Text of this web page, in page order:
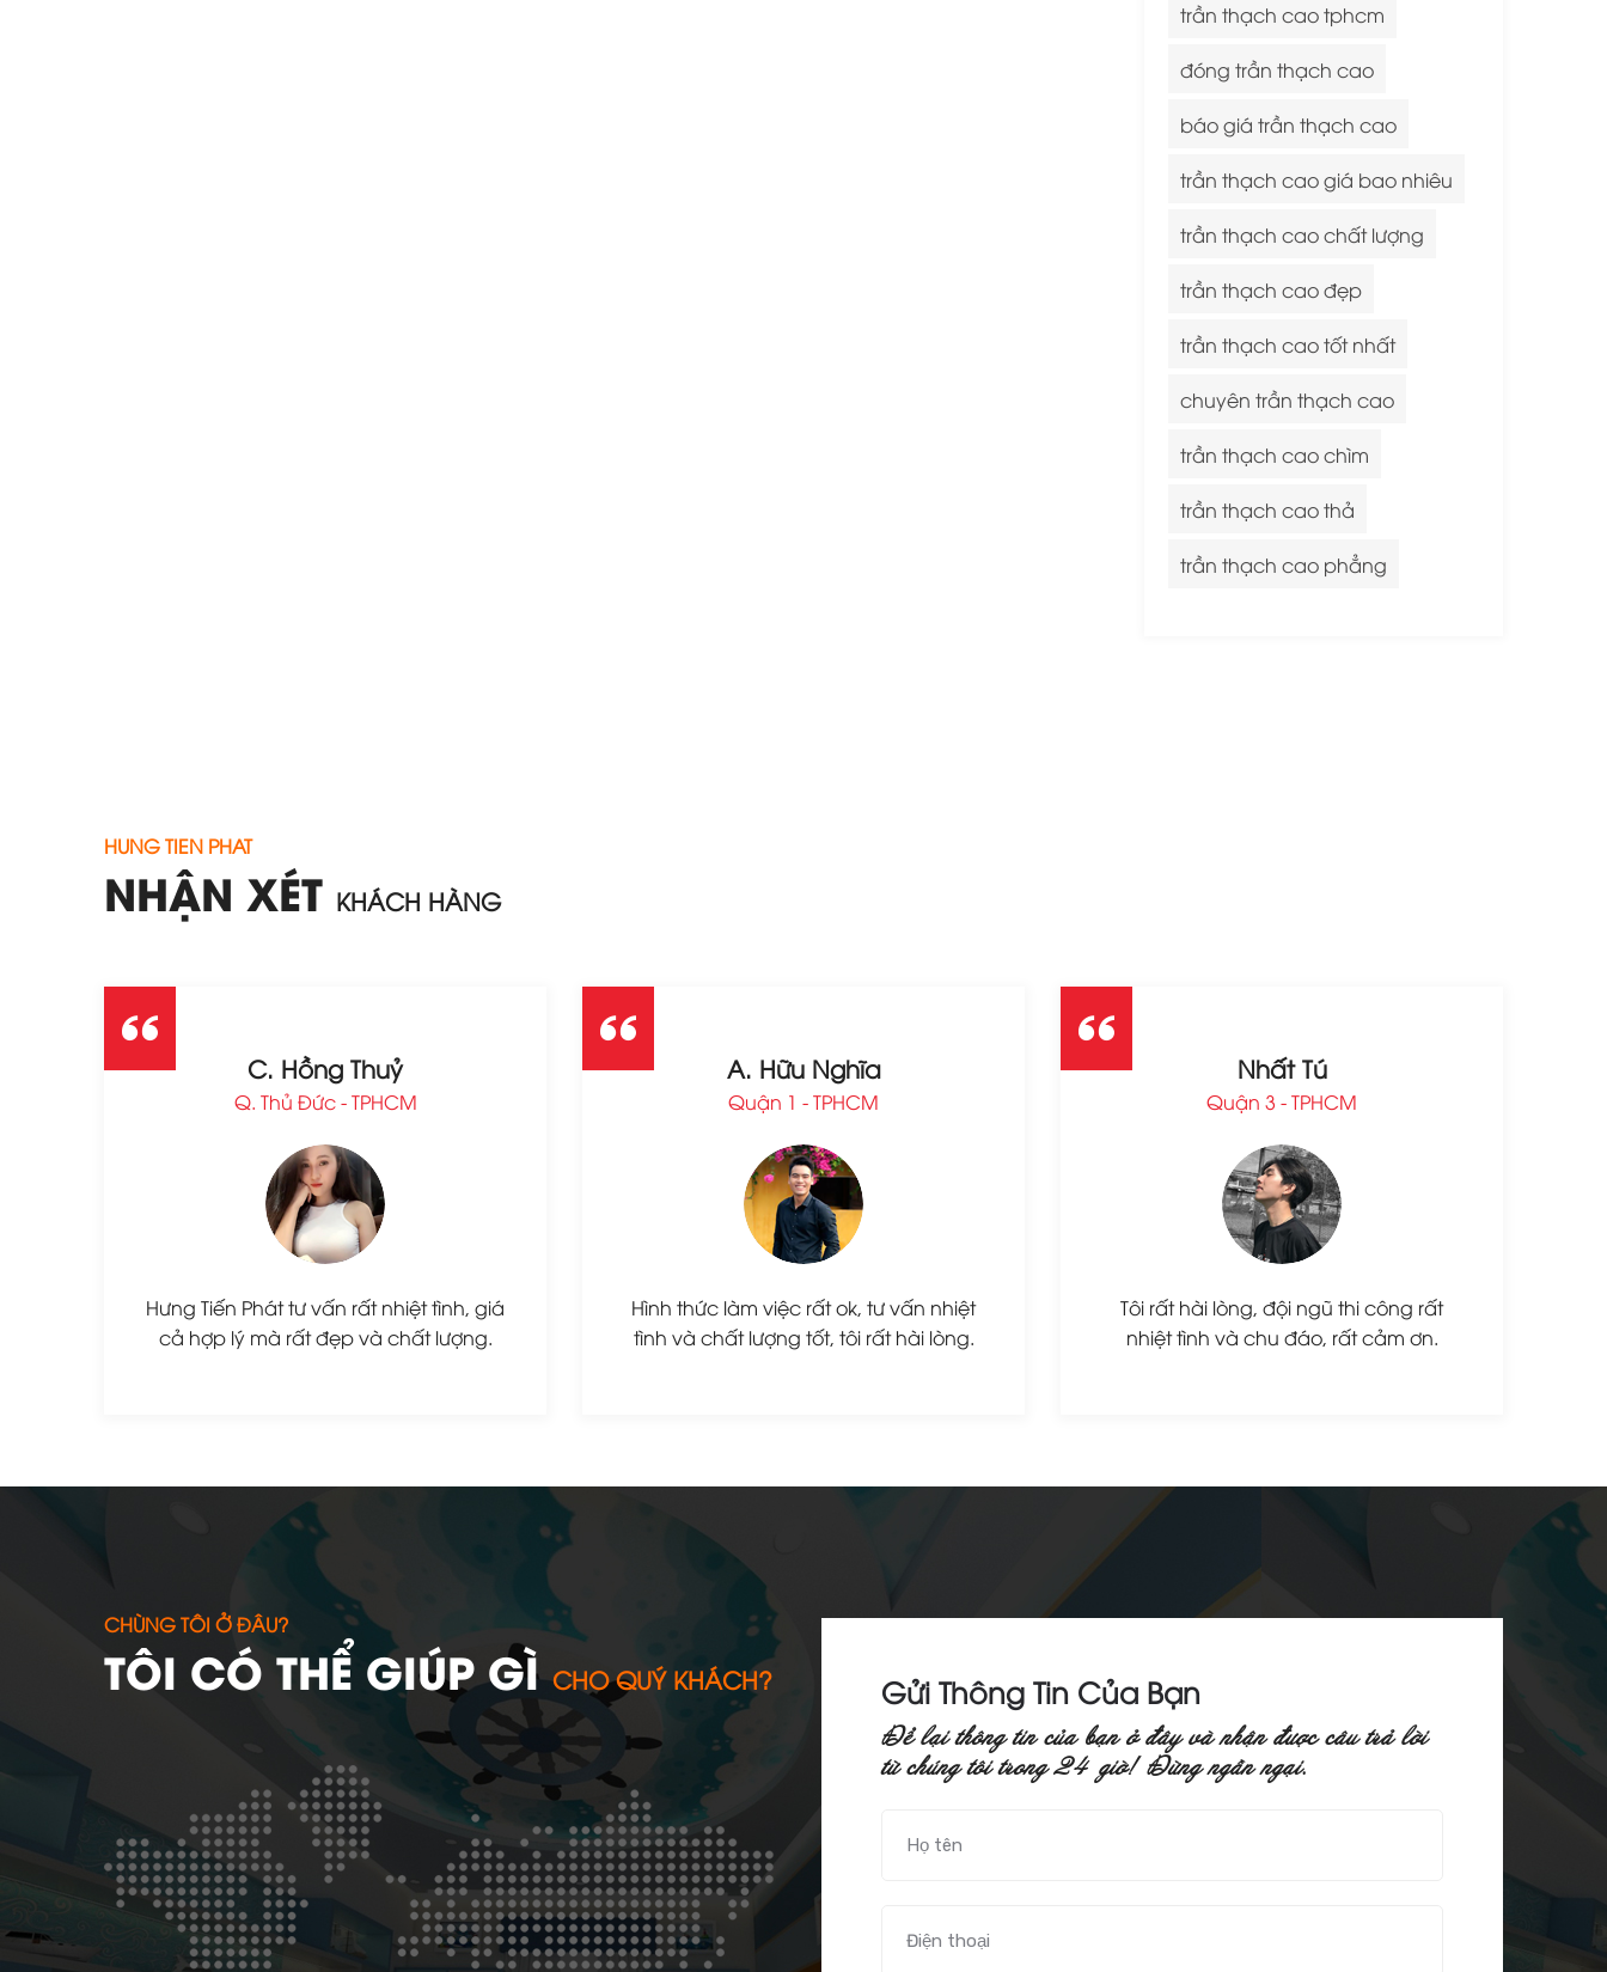
trần thạch cao tphcm
đóng trần thạch cao
báo giá trần thạch cao
trần thạch cao giá bao nhiêu
trần thạch cao chất lượng
trần thạch cao đẹp
trần thạch cao tốt nhất
chuyên trần thạch cao
trần thạch cao chìm
trần thạch cao thả
trần thạch cao phẳng
HUNG TIEN PHAT
NHẬN XÉT KHÁCH HÀNG
C. Hồng Thuỷ
Q. Thủ Đức - TPHCM
Hưng Tiến Phát tư vấn rất nhiệt tình, giá
cả hợp lý mà rất đẹp và chất lượng.
A. Hữu Nghĩa
Quận 1 - TPHCM
Hình thức làm việc rất ok, tư vấn nhiệt
tình và chất lượng tốt, tôi rất hài lòng.
Nhất Tú
Quận 3 - TPHCM
Tôi rất hài lòng, đội ngũ thi công rất
nhiệt tình và chu đáo, rất cảm ơn.
CHÙNG TÔI Ở ĐÂU?
TÔI CÓ THỂ GIÚP GÌCHO QUÝ KHÁCH? Gửi Thông Tin Của Bạn
Ñeå laïi thoâng tin cuûa baïn ôû ñaây vaø nhaän ñöôïc caâu traû lôøi
töø chuùng toâi trong 24 giôø! Ñöøng ngaàn ngaïi.